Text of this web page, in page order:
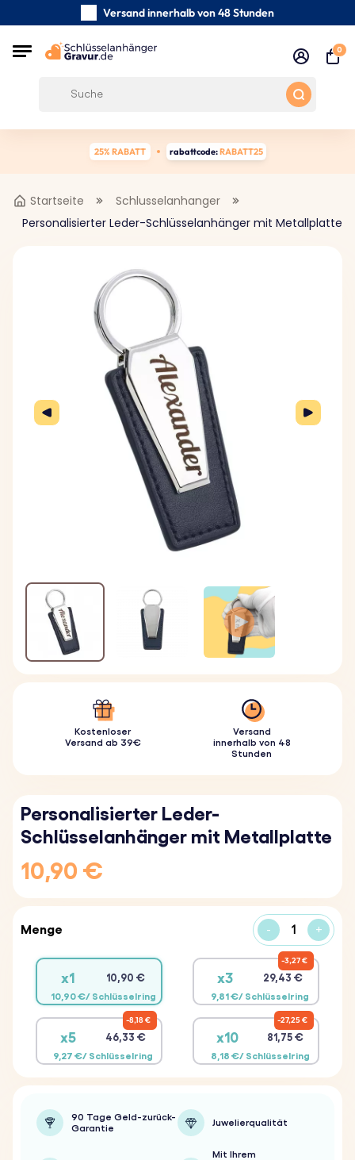
Versand innerhalb von 48 Stunden
0
25% RABATT rabattcode:RABATT25
Startseite
Schlusselanhanger
Personalisierter Leder-Schlüsselanhänger mit Metallplatte
Kostenloser
Versand ab 39€
Versand
innerhalb von 48
Stunden
Personalisierter Leder-
Schlüsselanhänger mit Metallplatte
10,90 €
Menge - +
x1 10,90 €
10,90 €/ Schlüsselring
x3 29,43 €
9,81 €/ Schlüsselring
3,27 €
x5 46,33 €
9,27 €/ Schlüsselring
8,18 €
x10 81,75 €
8,18 €/ Schlüsselring
27,25 €
90 Tage Geld-zurück-
Garantie
Juwelierqualität
Mit Ihrem